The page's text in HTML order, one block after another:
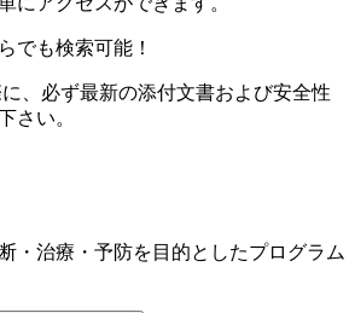
でも検索可能！
、必ず最新の添付文書および安全性
さい。
・治療・予防を目的としたプログラム